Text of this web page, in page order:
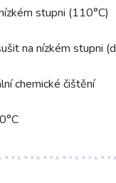
stupni (110°C)
na nízkém stupni
chemické čištění